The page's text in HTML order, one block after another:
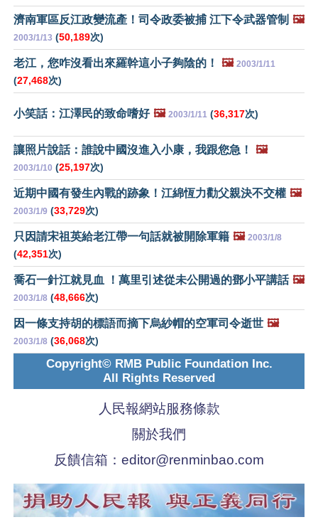
濟南軍區反江政變流產！司令政委被捕 江下令武器管制 🖼️
2003/1/13 (50,189次)
老江，您咋沒看出來羅幹這小子夠陰的！ 🖼️ 2003/1/11
(27,468次)
小笑話：江澤民的致命嗜好 🖼️ 2003/1/11 (36,317次)
讓照片說話：誰說中國沒進入小康，我跟您急！ 🖼️
2003/1/10 (25,197次)
近期中國有發生內戰的跡象！江綿恆力勸父親決不交權 🖼️
2003/1/9 (33,729次)
只因請宋祖英給老江帶一句話就被開除軍籍 🖼️ 2003/1/8
(42,351次)
喬石一針江就見血 ！萬里引述從未公開過的鄧小平講話 🖼️
2003/1/8 (48,666次)
因一條支持胡的標語而摘下烏紗帽的空軍司令逝世 🖼️
2003/1/8 (36,068次)
Copyright© RMB Public Foundation Inc.
All Rights Reserved
人民報網站服務條款
關於我們
反饋信箱： editor@renminbao.com